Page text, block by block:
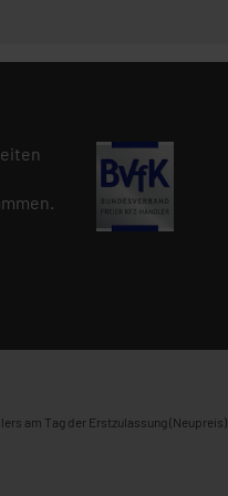
am Tag der Erstzulassung (Neupreis).